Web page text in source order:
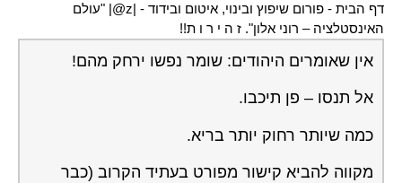
דף הבית - פורום שיפוץ ובינוי, איטום ובידוד -
|z@| "עולם
האינסטלציה – רוני אלון". ז ה י ר ו ת!!
אין שאומרים היהודים: שומר נפשו ירחק מהם!
אל תנסו – פן תיכבו.
כמה שיותר רחוק יותר בריא.
מקווה להביא קישור מפורט בעתיד הקרוב (כבר